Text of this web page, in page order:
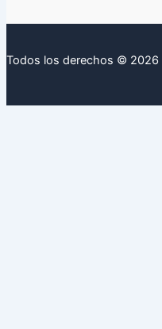
Todos los derechos © 2026